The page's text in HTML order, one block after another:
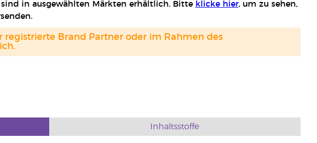
sind in ausgewählten Märkten erhältlich. Bitte klicke hier, um zu sehen,
registrierte Brand Partner oder im Rahmen des
Inhaltsstoffe